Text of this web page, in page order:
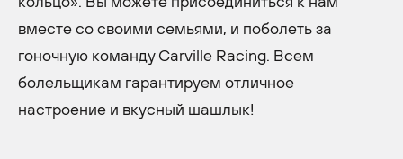
вместе со своими семьями, и поболеть за
гоночную команду Carville Racing. Всем
болельщикам гарантируем отличное
настроение и вкусный шашлык!